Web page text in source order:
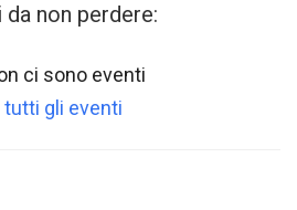
da non perdere:
ci sono eventi
tutti gli eventi